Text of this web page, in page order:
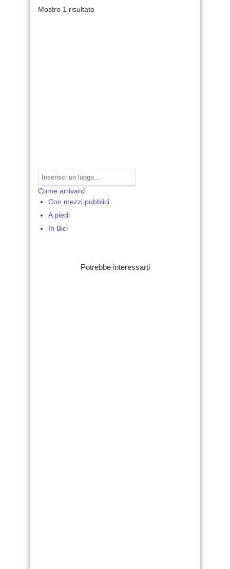
Mostro 1 risultato
Come arrivarci
Con mezzi pubblici
A piedi
In Bici
Potrebbe interessarti